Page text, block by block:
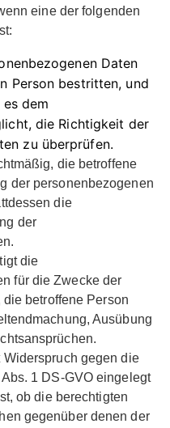
eine der folgenden
Daten
Person bestritten, und
dem
die Richtigkeit der
zu überprüfen.
die betroffene
der personenbezogenen
die
der
die
für die Zwecke der
betroffene Person
Ausübung
gegen die
1 DS-GVO eingelegt
ob die berechtigten
gegenüber denen der